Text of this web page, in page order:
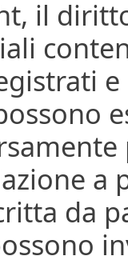
il
a
da